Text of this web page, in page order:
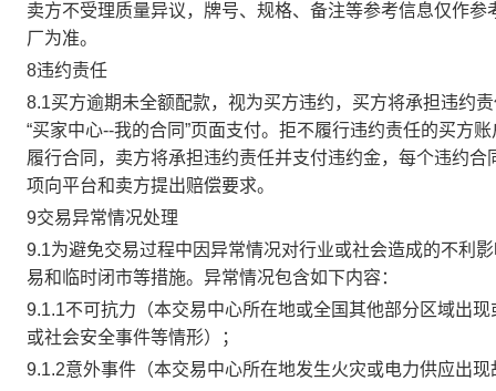
卖方不受理质量异议，牌号、规格、备注等参考信息仅作
厂为准。
8违约责任
8.1买方逾期未全额配款，视为买方违约，买方将承担违约
“买家中心--我的合同”页面支付。拒不履行违约责任的买方
履行合同，卖方将承担违约责任并支付违约金，每个违约
项向平台和卖方提出赔偿要求。
9交易异常情况处理
9.1为避免交易过程中因异常情况对行业或社会造成的不利
易和临时闭市等措施。异常情况包含如下内容：
9.1.1不可抗力（本交易中心所在地或全国其他部分区域出
或社会安全事件等情形）；
9.1.2意外事件（本交易中心所在地发生火灾或电力供应出